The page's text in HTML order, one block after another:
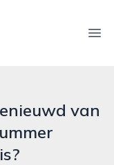
van